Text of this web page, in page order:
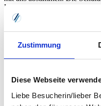
Zustimmung
Diese Webseite
Liebe Besucherin/lieber
Möglichkeit direkt in Ihrem
flexibel und frei wählbar
systemnah und